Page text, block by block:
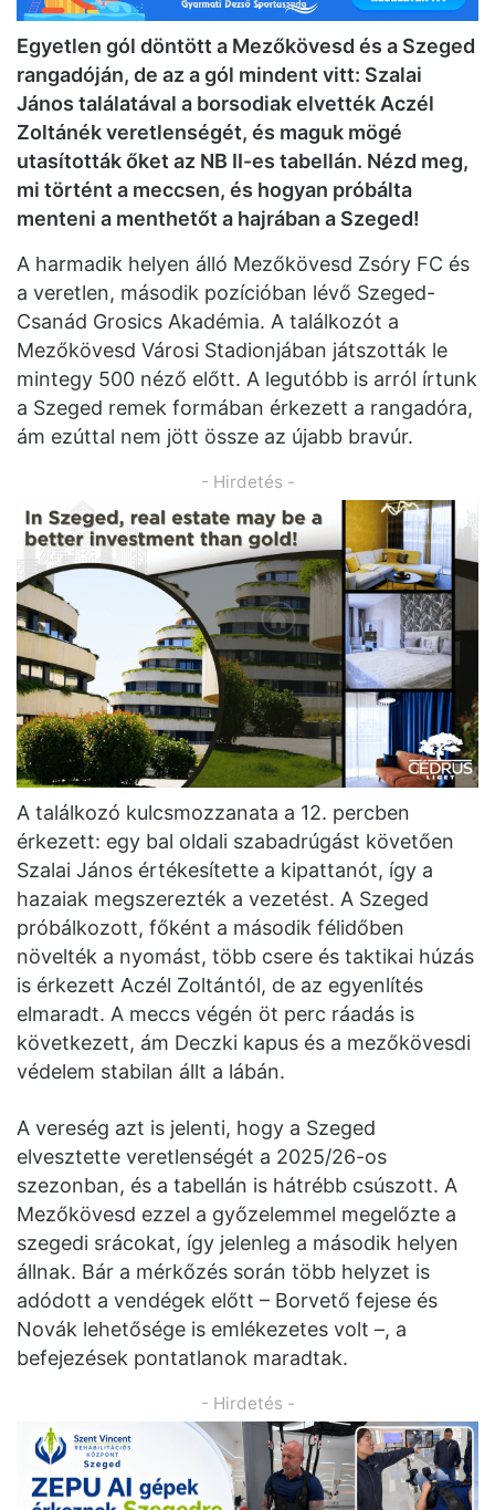
Egyetlen gól döntött a Mezőkövesd és a Szeged
rangadóján, de az a gól mindent vitt: Szalai
János találatával a borsodiak elvették Aczél
Zoltánék veretlenségét, és maguk mögé
utasították őket az NB II-es tabellán. Nézd meg,
mi történt a meccsen, és hogyan próbálta
menteni a menthetőt a hajrában a Szeged!
A harmadik helyen álló Mezőkövesd Zsóry FC és
a veretlen, második pozícióban lévő Szeged-
Csanád Grosics Akadémia. A találkozót a
Mezőkövesd Városi Stadionjában játszották le
mintegy 500 néző előtt. A legutóbb is arról írtunk
a Szeged remek formában érkezett a rangadóra,
ám ezúttal nem jött össze az újabb bravúr.
- Hirdetés -
A találkozó kulcsmozzanata a 12. percben
érkezett: egy bal oldali szabadrúgást követően
Szalai János értékesítette a kipattanót, így a
hazaiak megszerezték a vezetést. A Szeged
próbálkozott, főként a második félidőben
növelték a nyomást, több csere és taktikai húzás
is érkezett Aczél Zoltántól, de az egyenlítés
elmaradt. A meccs végén öt perc ráadás is
következett, ám Deczki kapus és a mezőkövesdi
védelem stabilan állt a lábán.
A vereség azt is jelenti, hogy a Szeged
elvesztette veretlenségét a 2025/26-os
szezonban, és a tabellán is hátrébb csúszott. A
Mezőkövesd ezzel a győzelemmel megelőzte a
szegedi srácokat, így jelenleg a második helyen
állnak. Bár a mérkőzés során több helyzet is
adódott a vendégek előtt – Borvető fejese és
Novák lehetősége is emlékezetes volt –, a
befejezések pontatlanok maradtak.
- Hirdetés -